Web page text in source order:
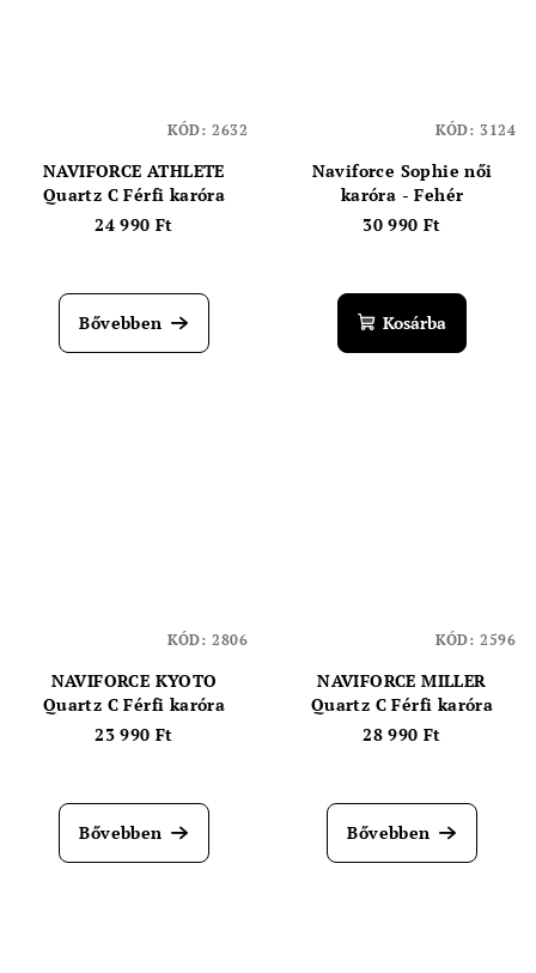
NAVIFORCE ATHLETE
Quartz C Férfi karóra
24 990 Ft
Bővebben
KÓD: 2632
Naviforce Sophie női
karóra - Fehér
30 990 Ft
Kosárba
KÓD: 3124
NAVIFORCE KYOTO
Quartz C Férfi karóra
23 990 Ft
termék
átlagos
értékelése
Bővebben
KÓD: 2806
NAVIFORCE MILLER
Quartz C Férfi karóra
28 990 Ft
Bővebben
KÓD: 2596